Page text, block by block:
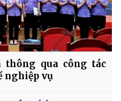
qua công tác
nghiệp vụ